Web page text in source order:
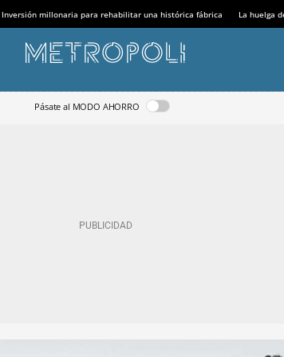
Inversión millonaria para rehabilitar una histórica fábrica La huelga
Pásate al MODO AHORRO